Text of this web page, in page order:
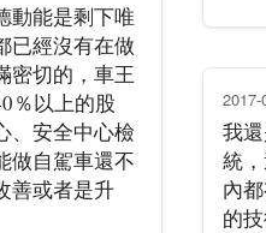
動能是剩下唯
已經沒有在做
密切的，車王
％以上的股
、安全中心檢
做自駕車還不
善或者是升
我
統
內
的